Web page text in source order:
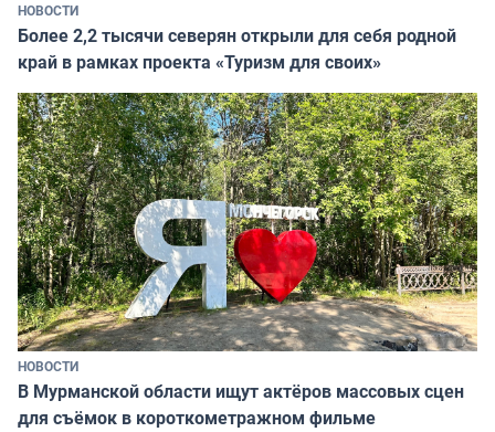
НОВОСТИ
Более 2,2 тысячи северян открыли для себя родной
край в рамках проекта «Туризм для своих»
НОВОСТИ
В Мурманской области ищут актёров массовых сцен
для съёмок в короткометражном фильме